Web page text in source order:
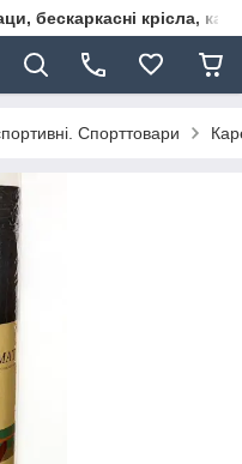
бескаркасні крісла,
Спорттовари